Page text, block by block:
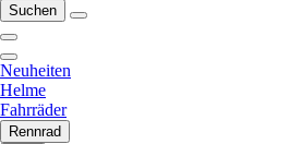
Suchen
Neuheiten
Helme
Fahrräder
Rennrad